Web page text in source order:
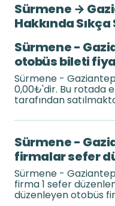
Sürmene →
Hakkında
Sürmene -
otobüs bileti
Sürmene -
0,00₺'dir. Bu rotada
tarafından
Sürmene -
firmalar sefer
Sürmene -
firma 1 sefer
düzenleyen otobüs